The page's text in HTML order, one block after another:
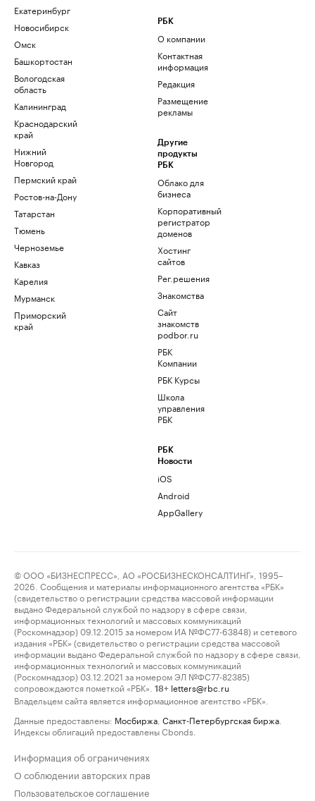
Екатеринбург
Новосибирск
Омск
Башкортостан
Вологодская
область
Калининград
Краснодарский
край
Нижний
Новгород
Пермский край
Ростов-на-Дону
Татарстан
Тюмень
Черноземье
Кавказ
Карелия
Мурманск
Приморский
край
РБК
О компании
Контактная
информация
Редакция
Размещение
рекламы
Другие
продукты
РБК
Облако для
бизнеса
Корпоративный
регистратор
доменов
Хостинг
сайтов
Рег.решения
Знакомства
Сайт
знакомств
podbor.ru
РБК
Компании
РБК Курсы
Школа
управления
РБК
РБК
Новости
iOS
Android
AppGallery
© ООО «БИЗНЕСПРЕСС», АО «РОСБИЗНЕСКОНСАЛТИНГ», 1995–
2026. Сообщения и материалы информационного агентства «РБК»
(свидетельство о регистрации средства массовой информации
выдано Федеральной службой по надзору в сфере связи,
информационных технологий и массовых коммуникаций
(Роскомнадзор) 09.12.2015 за номером ИА №ФС77-63848) и сетевого
издания «РБК» (свидетельство о регистрации средства массовой
информации выдано Федеральной службой по надзору в сфере связи,
информационных технологий и массовых коммуникаций
(Роскомнадзор) 03.12.2021 за номером ЭЛ №ФС77-82385)
сопровождаются пометкой «РБК».
18+ letters@rbc.ru
Владельцем сайта является информационное агентство «РБК».
Данные предоставлены: Мосбиржа Санкт-Петербургская биржа
Индексы облигаций предоставлены Cbonds.
Информация об ограничениях
О соблюдении авторских прав
Пользовательское соглашение